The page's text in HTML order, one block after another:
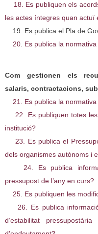
18. Es publiquen els
les actes íntegres quan actuï
19. Es publica el Pla de
20. Es publica la
Com gestionen els
salaris, contractacions,
21. Es publica la
22. Es publiquen totes
institució?
23. Es publica el
dels organismes autònoms i
24. Es publica
pressupost de l’any en curs?
25. Es publiquen les
26. Es publica
d’estabilitat